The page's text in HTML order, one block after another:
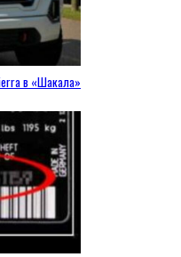
в «Шакала»